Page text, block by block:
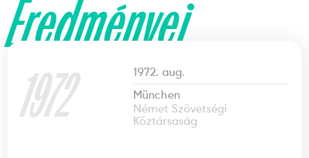
Eredményei
1972
1972. aug.
München
Német Szövetségi
Köztársaság